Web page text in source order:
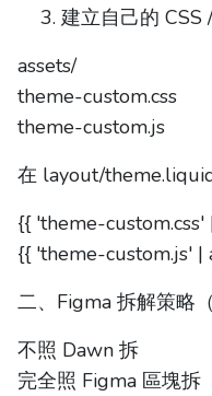
建立自己的 CSS
assets/
theme-custom.css
theme-custom.js
在 layout/
{{ 'theme-
{{ 'theme-custom.js' |
二、Figma 拆解策略
不照 Dawn 拆
完全照 Figma 區塊拆